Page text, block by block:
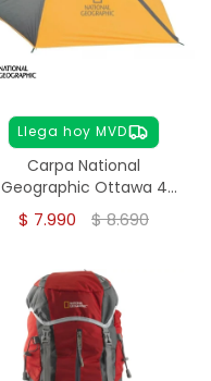
Llega hoy MVD
Carpa National
Geographic Ottawa 4
personas
$ 7.990 $8.690